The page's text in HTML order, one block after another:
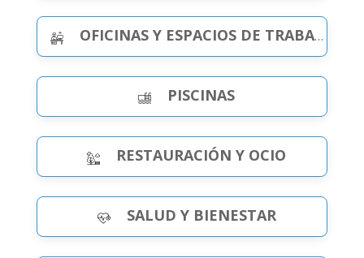
OFICINAS Y ESPACIOS DE TRABAJO
PISCINAS
RESTAURACIÓN Y OCIO
SALUD Y BIENESTAR